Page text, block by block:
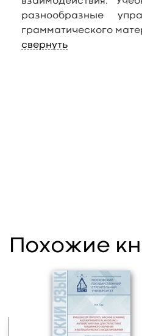
разнообразные
грамматического
свернуть
Похожие